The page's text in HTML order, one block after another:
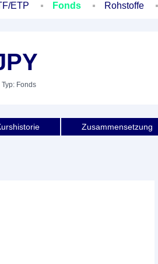
ETP Fonds Rohstoffe
| Typ: Fonds
Zusammensetzung